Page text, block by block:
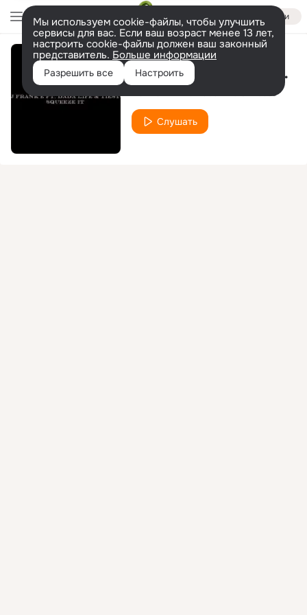
Войти
Мы используем cookie-файлы, чтобы улучшить
сервисы для вас. Если ваш возраст менее 13 лет,
настроить cookie-файлы должен ваш законный
представитель. Больше информации
Разрешить все Настроить Музыка из фильма Шаг в перед 3D
DJ Frank E ft. Dada Life & Tiesto
Слушать